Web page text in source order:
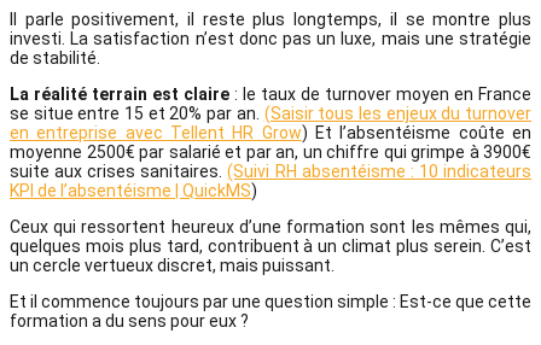
Il parle positivement, il reste plus longtemps, il se montre plus
investi. La satisfaction n’est donc pas un luxe, mais une stratégie
de stabilité.
La réalité terrain est claire : le taux de turnover moyen en France
se situe entre 15 et 20% par an. (Saisir tous les enjeux du turnover
en entreprise avec Tellent HR Grow) Et l’absentéisme coûte en
moyenne 2500€ par salarié et par an, un chiffre qui grimpe à 3900€
suite aux crises sanitaires.(Suivi RH absentéisme : 10 indicateurs
KPI de l’absentéisme | QuickMS)
Ceux qui ressortent heureux d’une formation sont les mêmes qui,
quelques mois plus tard, contribuent à un climat plus serein. C’est
un cercle vertueux discret, mais puissant.
Et il commence toujours par une question simple : Est-ce que cette
formation a du sens pour eux ?